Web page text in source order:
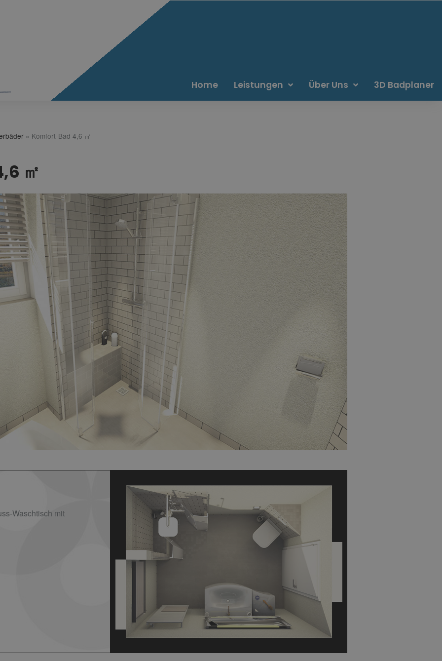
Home Leistungen Über Uns 3D Badplaner
» Komfort-Bad 4,6 ㎡
㎡
Waschtisch mit